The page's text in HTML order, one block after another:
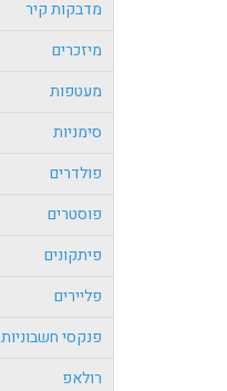
מדבקות קיר
מיזכרים
מעטפות
סימניות
פולדרים
פוסטרים
פיתקונים
פליירים
פנקסי חשבוניות
רולאפ